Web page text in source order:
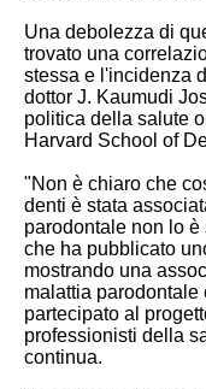
Una debolezza di
trovato una
stessa e l'incidenza
dottor J. Kaumudi
politica della salute
Harvard School of
"Non è chiaro che
denti è stata
parodontale non lo è
che ha pubblicato
mostrando una
malattia
partecipato al
professionisti della
continua.